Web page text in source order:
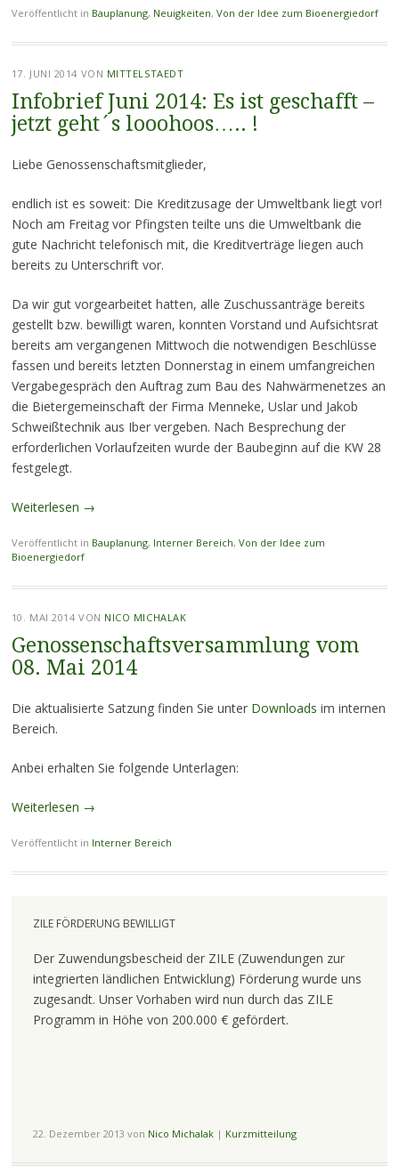
Veröffentlicht in Bauplanung, Neuigkeiten, Von der Idee zum Bioenergiedorf
17. JUNI 2014 VON MITTELSTAEDT
Infobrief Juni 2014: Es ist geschafft –
jetzt geht´s looohoos….. !
Liebe Genossenschaftsmitglieder,
endlich ist es soweit: Die Kreditzusage der Umweltbank liegt vor!
Noch am Freitag vor Pfingsten teilte uns die Umweltbank die
gute Nachricht telefonisch mit, die Kreditverträge liegen auch
bereits zu Unterschrift vor.
Da wir gut vorgearbeitet hatten, alle Zuschussanträge bereits
gestellt bzw. bewilligt waren, konnten Vorstand und Aufsichtsrat
bereits am vergangenen Mittwoch die notwendigen Beschlüsse
fassen und bereits letzten Donnerstag in einem umfangreichen
Vergabegespräch den Auftrag zum Bau des Nahwärmenetzes an
die Bietergemeinschaft der Firma Menneke, Uslar und Jakob
Schweißtechnik aus Iber vergeben. Nach Besprechung der
erforderlichen Vorlaufzeiten wurde der Baubeginn auf die KW 28
festgelegt.
Weiterlesen →
Veröffentlicht in Bauplanung, Interner Bereich, Von der Idee zum
Bioenergiedorf
10. MAI 2014 VON NICO MICHALAK
Genossenschaftsversammlung vom
08. Mai 2014
Die aktualisierte Satzung finden Sie unterDownloads im internen
Bereich.
Anbei erhalten Sie folgende Unterlagen:
Weiterlesen →
Veröffentlicht in Interner Bereich
ZILE FÖRDERUNG BEWILLIGT
Der Zuwendungsbescheid der ZILE (Zuwendungen zur
integrierten ländlichen Entwicklung) Förderung wurde uns
zugesandt. Unser Vorhaben wird nun durch das ZILE
Programm in Höhe von 200.000 € gefördert.
22. Dezember 2013 von Nico Michalak | Kurzmitteilung